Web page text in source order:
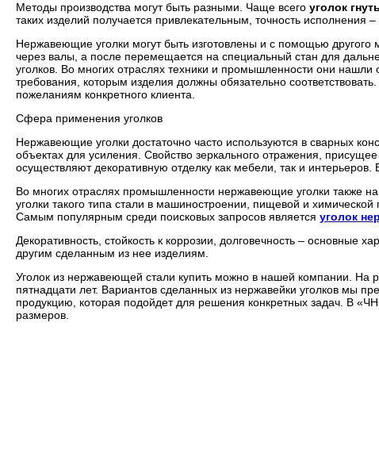
Методы производства могут быть разными. Чаще всего уголок
таких изделий получается привлекательным, точность исполнения –
Нержавеющие уголки могут быть изготовлены и с помощью другого
через валы, а после перемещается на специальный стан для
уголков. Во многих отраслях техники и промышленности они
требования, которым изделия должны обязательно
пожеланиям конкретного клиента.
Сфера применения уголков
Нержавеющие уголки достаточно часто используются в сварных
объектах для усиления. Свойство зеркального отражения,
осуществляют декоративную отделку как мебели, так и
Во многих отраслях промышленности нержавеющие уголки также
уголки такого типа стали в машиностроении, пищевой и
Самым популярным среди поисковых запросов является уголок
Декоративность, стойкость к коррозии, долговечность – основные
другим сделанным из нее изделиям.
Уголок из нержавеющей стали купить можно в нашей компании. На
пятнадцати лет. Вариантов сделанных из нержавейки уголков мы
продукцию, которая подойдет для решения конкретных задач. В
размеров.